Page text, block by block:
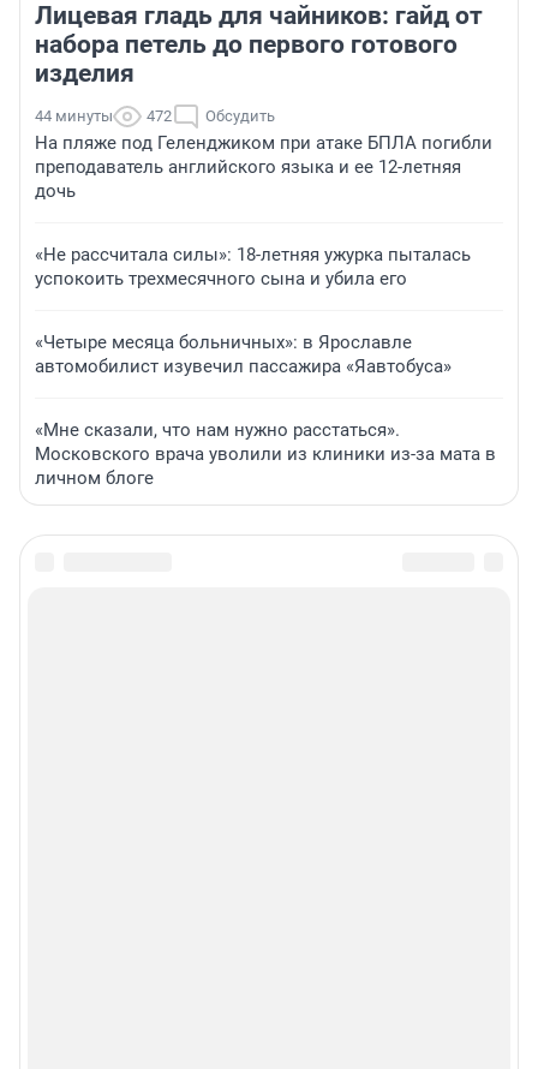
Лицевая гладь для чайников: гайд от
набора петель до первого готового
изделия
44 минуты 472 Обсудить
На пляже под Геленджиком при атаке БПЛА погибли
преподаватель английского языка и ее 12-летняя
дочь
«Не рассчитала силы»: 18-летняя ужурка пыталась
успокоить трехмесячного сына и убила его
«Четыре месяца больничных»: в Ярославле
автомобилист изувечил пассажира «Яавтобуса»
«Мне сказали, что нам нужно расстаться».
Московского врача уволили из клиники из-за мата в
личном блоге